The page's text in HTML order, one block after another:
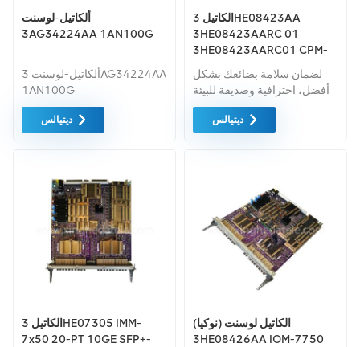
ألكاتيل-لوسنت
3AG34224AA 1AN100G
ألكاتيل-لوسنت 3AG34224AA
1AN100G
ديتيالس
الكاتيل 3HE08423AA
3HE08423AARC 01
3HE08423AARC01 CPM-
7750 ريال CPM5 3HE08423
لضمان سلامة بضائعك بشكل
أفضل، احترافية وصديقة للبيئة
ومريحة وسيتم توفير خدمات
ديتيالس
الكاتيل 3HE07305 IMM-
7x50 20-PT 10GE SFP+-
الكاتيل لوسنت (نوكيا)
3HE08426AA IOM-7750